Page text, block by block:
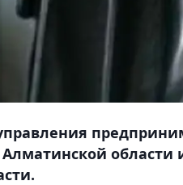
области